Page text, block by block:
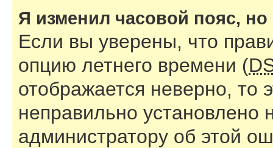
Я изменил часовой пояс,
Если вы уверены, что
опцию летнего времени (
отображается неверно, то
неправильно
администратору об этой